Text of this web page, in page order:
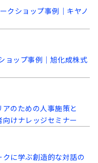
クショップ事例｜キヤノ
ョップ事例｜旭化成株式
のための人事施策と
けナレッジセミナー
クに学ぶ創造的な対話の